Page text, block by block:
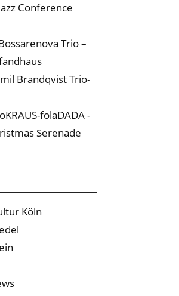
Conference
Trio –
Brandqvist Trio-
folaDADA -
Serenade
Köln